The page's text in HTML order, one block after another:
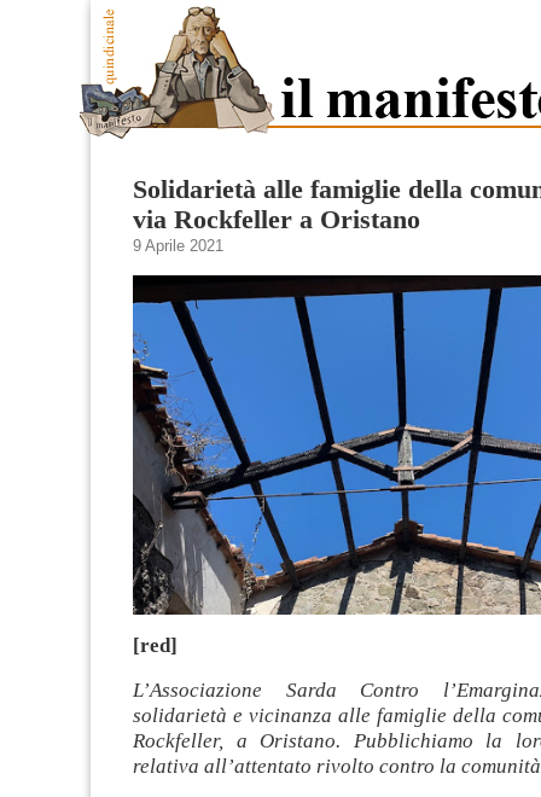
Solidarietà alle famiglie della
via Rockfeller a Oristano
9 Aprile 2021
[red]
L’Associazione Sarda Contro
solidarietà e vicinanza alle famiglie della
Rockfeller, a Oristano. Pubblichiamo la
relativa all’attentato rivolto contro la